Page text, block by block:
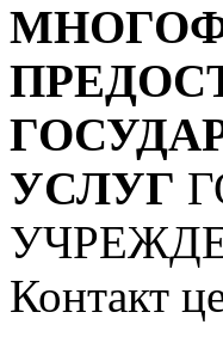
УСЛУГ
Контакт